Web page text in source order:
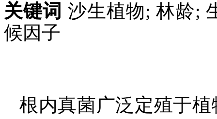
关键词 沙生植物; 林龄;
候因子
根内真菌广泛定殖于